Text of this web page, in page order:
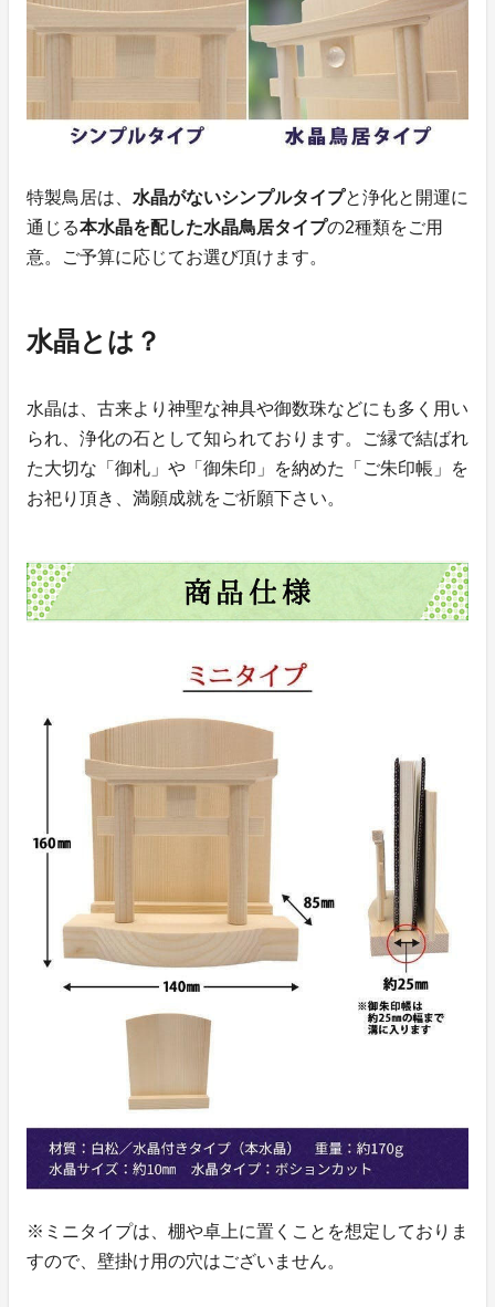
特製鳥居は、 水晶がないシンプルタイプと浄化と開運に
通じる本水晶を配した水晶鳥居タイプの2種類をご用
意。ご予算に応じてお選び頂けます。
水晶とは？
水晶は、古来より神聖な神具や御数珠などにも多く用い
られ、浄化の石として知られております。ご縁で結ばれ
た大切な「御札」や「御朱印」を納めた「ご朱印帳」を
お祀り頂き、満願成就をご祈願下さい。
※ミニタイプは、棚や卓上に置くことを想定しておりま
すので、壁掛け用の穴はございません。